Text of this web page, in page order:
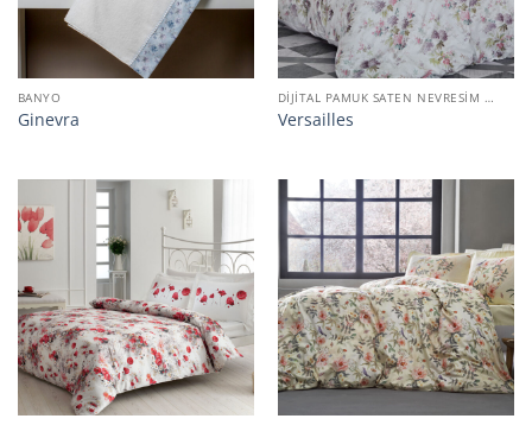
BANYO
Ginevra
DIJITAL PAMUK SATEN NEVRESIM TAKIMI
Versailles